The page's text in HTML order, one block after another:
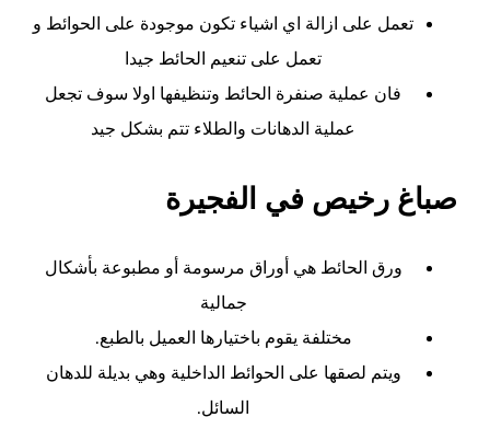
تعمل على ازالة اي اشياء تكون موجودة على الحوائط و
تعمل على تنعيم الحائط جيدا
فان عملية صنفرة الحائط وتنظيفها اولا سوف تجعل
عملية الدهانات والطلاء تتم بشكل جيد
صباغ رخيص في الفجيرة
ورق الحائط هي أوراق مرسومة أو مطبوعة بأشكال
جمالية
مختلفة يقوم باختيارها العميل بالطبع.
ويتم لصقها على الحوائط الداخلية وهي بديلة للدهان
السائل.